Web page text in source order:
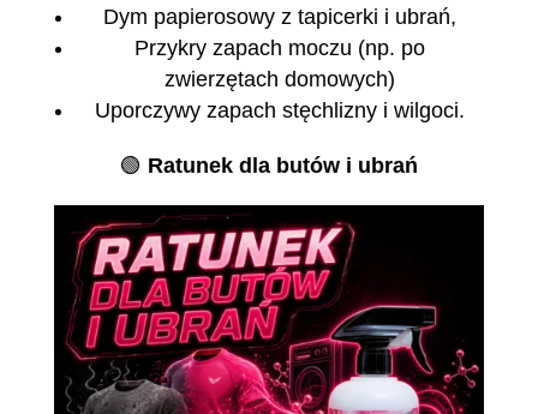
Dym papierosowy z tapicerki i ubrań,
Przykry zapach moczu (np. po
zwierzętach domowych)
Uporczywy zapach stęchlizny i wilgoci.
🟢 Ratunek dla butów i ubrań